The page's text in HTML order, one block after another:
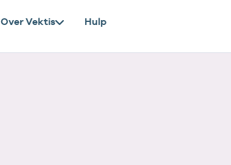
Over Vektis Hulp